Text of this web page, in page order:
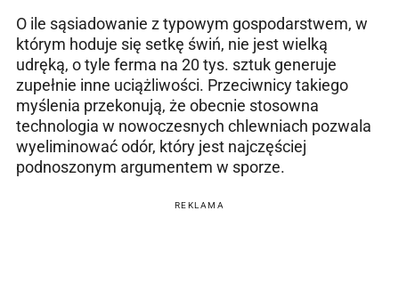
O ile sąsiadowanie z typowym gospodarstwem, w
którym hoduje się setkę świń, nie jest wielką
udręką, o tyle ferma na 20 tys. sztuk generuje
zupełnie inne uciążliwości. Przeciwnicy takiego
myślenia przekonują, że obecnie stosowna
technologia w nowoczesnych chlewniach pozwala
wyeliminować odór, który jest najczęściej
podnoszonym argumentem w sporze.
REKLAMA